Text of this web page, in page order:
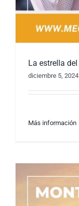
La
La estrella
diciembre 5, 2024
Más información